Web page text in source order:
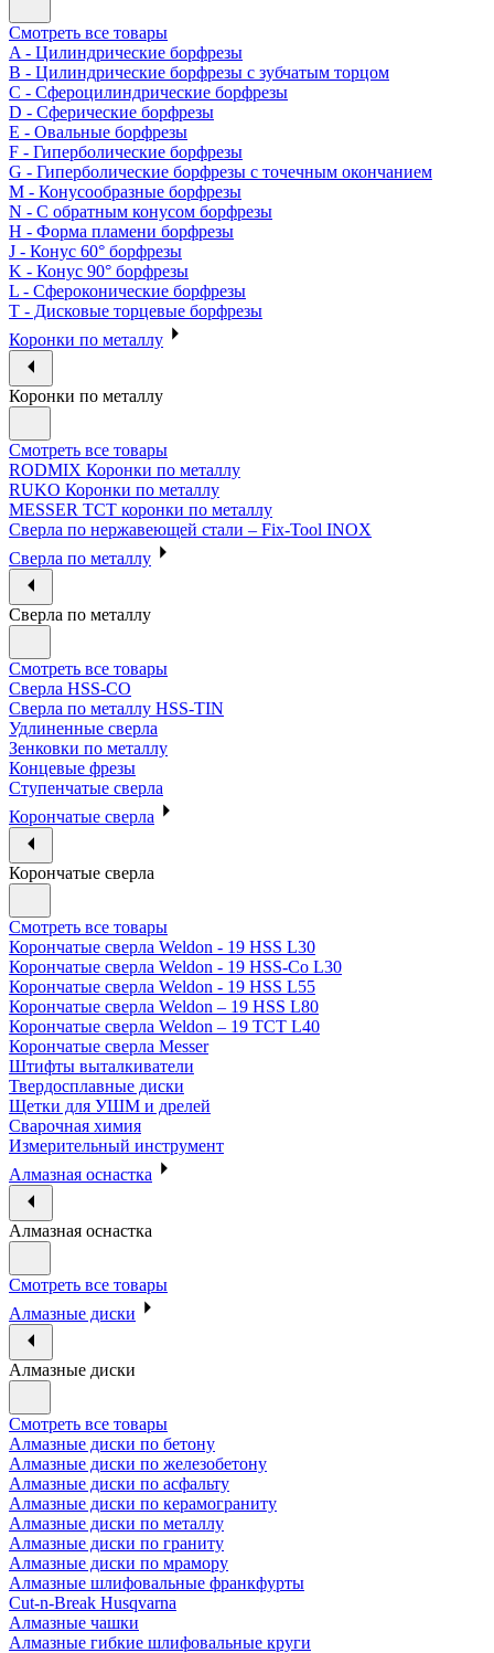
Смотреть все товары
A - Цилиндрические борфрезы
B - Цилиндрические борфрезы с зубчатым торцом
C - Сфероцилиндрические борфрезы
D - Сферические борфрезы
E - Овальные борфрезы
F - Гиперболические борфрезы
G - Гиперболические борфрезы с точечным окончанием
M - Конусообразные борфрезы
N - С обратным конусом борфрезы
H - Форма пламени борфрезы
J - Конус 60° борфрезы
K - Конус 90° борфрезы
L - Сфероконические борфрезы
T - Дисковые торцевые борфрезы
Коронки по металлу
Коронки по металлу
Смотреть все товары
RODMIX Коронки по металлу
RUKO Коронки по металлу
MESSER ТСТ коронки по металлу
Сверла по нержавеющей стали – Fix-Tool INOX
Сверла по металлу
Сверла по металлу
Смотреть все товары
Сверла HSS-CO
Сверла по металлу HSS-TIN
Удлиненные сверла
Зенковки по металлу
Концевые фрезы
Ступенчатые сверла
Корончатые сверла
Корончатые сверла
Смотреть все товары
Корончатые сверла Weldon - 19 HSS L30
Корончатые сверла Weldon - 19 HSS-Co L30
Корончатые сверла Weldon - 19 HSS L55
Корончатые сверла Weldon – 19 HSS L80
Корончатые сверла Weldon – 19 TCT L40
Корончатые сверла Messer
Штифты выталкиватели
Твердосплавные диски
Щетки для УШМ и дрелей
Сварочная химия
Измерительный инструмент
Алмазная оснастка
Алмазная оснастка
Смотреть все товары
Алмазные диски
Алмазные диски
Смотреть все товары
Алмазные диски по бетону
Алмазные диски по железобетону
Алмазные диски по асфальту
Алмазные диски по керамограниту
Алмазные диски по металлу
Алмазные диски по граниту
Алмазные диски по мрамору
Алмазные шлифовальные франкфурты
Cut-n-Break Husqvarna
Алмазные чашки
Алмазные гибкие шлифовальные круги